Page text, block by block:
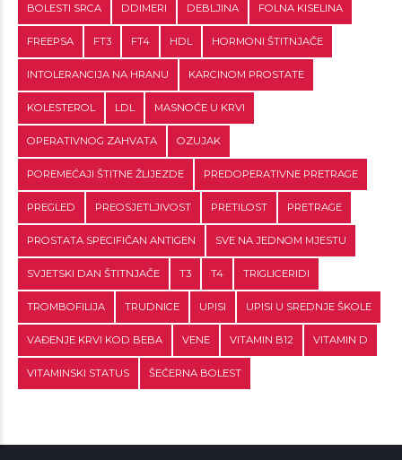
BOLESTI SRCA DDIMERI DEBLJINA FOLNA KISELINA
FREEPSA FT3 FT4 HDL HORMONI ŠTITNJAČE
INTOLERANCIJA NA HRANU KARCINOM PROSTATE
KOLESTEROL LDL MASNOĆE U KRVI
OPERATIVNOG ZAHVATA OZUJAK
POREMEĆAJI ŠTITNE ŽLIJEZDE PREDOPERATIVNE PRETRAGE
PREGLED PREOSJETLJIVOST PRETILOST PRETRAGE
PROSTATA SPECIFIČAN ANTIGEN SVE NA JEDNOM MJESTU
SVJETSKI DAN ŠTITNJAČE T3 T4 TRIGLICERIDI
TROMBOFILIJA TRUDNICE UPISI UPISI U SREDNJE ŠKOLE
VAĐENJE KRVI KOD BEBA VENE VITAMIN B12 VITAMIN D
VITAMINSKI STATUS ŠEĆERNA BOLEST